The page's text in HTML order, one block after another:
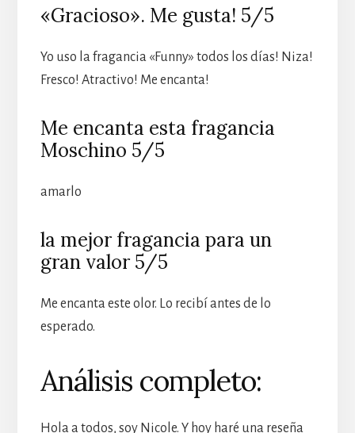
«Gracioso». Me gusta! 5/5
Yo uso la fragancia «Funny» todos los días! Niza!
Fresco! Atractivo! Me encanta!
Me encanta esta fragancia
Moschino 5/5
amarlo
la mejor fragancia para un
gran valor 5/5
Me encanta este olor. Lo recibí antes de lo
esperado.
Análisis completo:
Hola a todos, soy Nicole. Y hoy haré una reseña